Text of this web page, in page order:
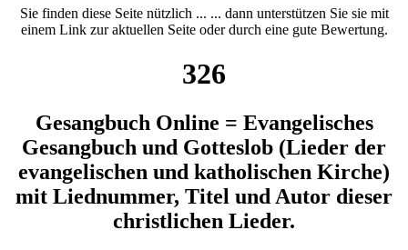
Sie finden diese Seite nützlich ... ... dann unterstützen Sie sie mit
einem Link zur aktuellen Seite oder durch eine gute Bewertung.
326
Gesangbuch Online = Evangelisches
Gesangbuch und Gotteslob (Lieder der
evangelischen und katholischen Kirche)
mit Liednummer, Titel und Autor dieser
christlichen Lieder.